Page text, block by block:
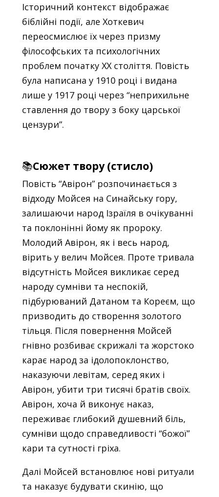
Історичний контекст відображає
біблійні події, але Хоткевич
переосмислює їх через призму
філософських та психологічних
проблем початку XX століття. Повість
була написана у 1910 році і видана
лише у 1917 році через “неприхильне
ставлення до твору з боку царської
цензури”.
📚Сюжет твору (стисло)
Повість “Авірон” розпочинається з
відходу Мойсея на Синайську гору,
залишаючи народ Ізраїля в очікуванні
та поклонінні йому як пророку.
Молодий Авірон, як і весь народ,
вірить у велич Мойсея. Проте тривала
відсутність Мойсея викликає серед
народу сумніви та неспокій,
підбурюваний Датаном та Кореєм, що
призводить до створення золотого
тільця. Після повернення Мойсей
гнівно розбиває скрижалі та жорстоко
карає народ за ідолопоклонство,
наказуючи левітам, серед яких і
Авірон, убити три тисячі братів своїх.
Авірон, хоча й виконує наказ,
переживає глибокий душевний біль,
сумніви щодо справедливості “божої”
кари та сутності гріха.
Далі Мойсей встановлює нові ритуали
та наказує будувати скинію, що